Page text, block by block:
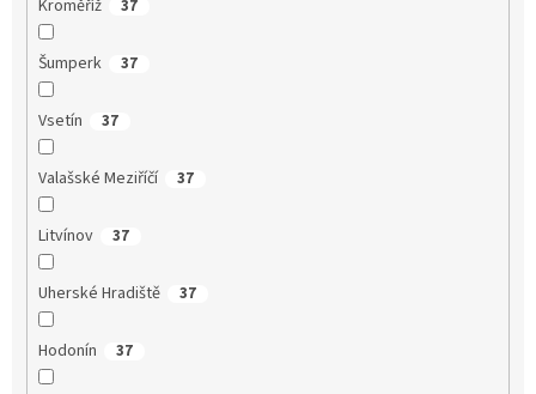
Kroměříž 37
Šumperk 37
Vsetín 37
Valašské Meziříčí 37
Litvínov 37
Uherské Hradiště 37
Hodonín 37